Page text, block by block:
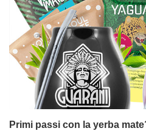
Primi passi con la yerba